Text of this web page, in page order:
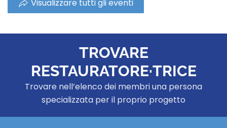
Visualizzare tutti gli eventi
TROVARE
RESTAURATORE·TRICE
Trovare nell’elenco dei membri una persona
specializzata per il proprio progetto